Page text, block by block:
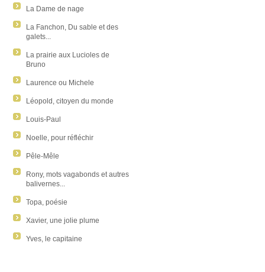
La Dame de nage
La Fanchon, Du sable et des
galets...
La prairie aux Lucioles de
Bruno
Laurence ou Michele
Léopold, citoyen du monde
Louis-Paul
Noelle, pour réfléchir
Pêle-Mêle
Rony, mots vagabonds et autres
balivernes...
Topa, poésie
Xavier, une jolie plume
Yves, le capitaine